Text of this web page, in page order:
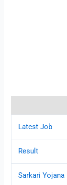
Latest Job
Result
Sarkari Yojana